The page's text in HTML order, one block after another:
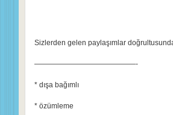
Sizlerden gelen paylaşımlar
——————————————-
* dışa bağımlı
* özümleme